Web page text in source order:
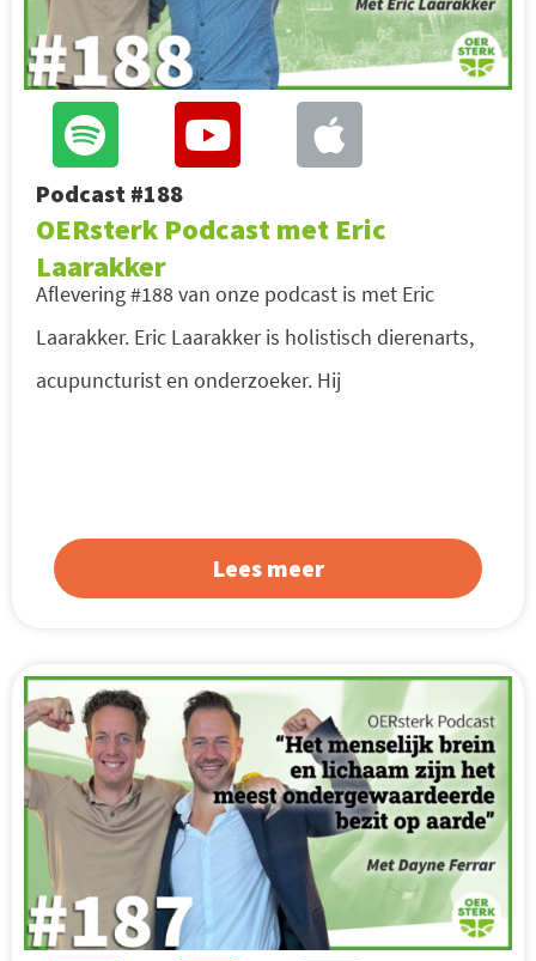
Podcast #188
OERsterk Podcast met Eric
Laarakker
Aflevering #188 van onze podcast is met Eric
Laarakker. Eric Laarakker is holistisch dierenarts,
acupuncturist en onderzoeker. Hij
Lees meer